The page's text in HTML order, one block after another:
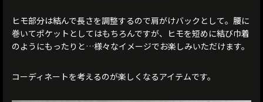
ヒモ部分は結んで長さを調整するので肩がけバックとして。腰に
巻いてポケットとしてはもちろんですが、ヒモを短めに結び巾着
のようにもったりと…様々なイメージでお楽しみいただけます。
コーディネートを考えるのが楽しくなるアイテムです。